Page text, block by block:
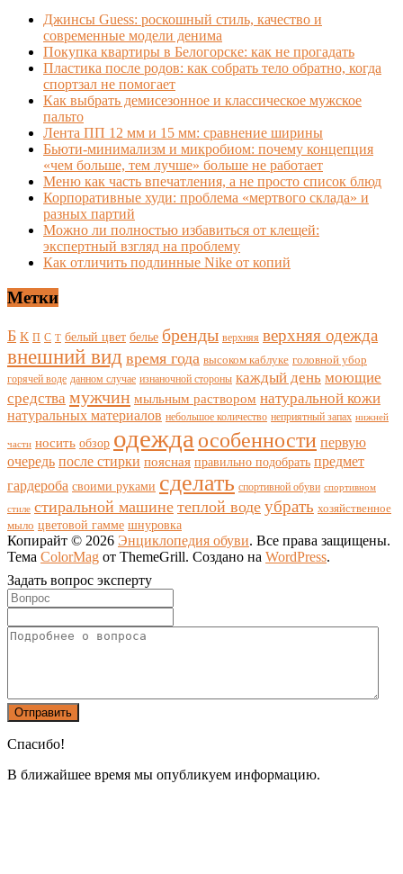
Джинсы Guess: роскошный стиль, качество и
современные модели денима
Покупка квартиры в Белогорске: как не прогадать
Пластика после родов: как собрать тело обратно, когда
спортзал не помогает
Как выбрать демисезонное и классическое мужское
пальто
Лента ПП 12 мм и 15 мм: сравнение ширины
Бьюти-минимализм и микробиом: почему концепция
«чем больше, тем лучше» больше не работает
Меню как часть впечатления, а не просто список блюд
Корпоративные худи: проблема «мертвого склада» и
разных партий
Можно ли полностью избавиться от клещей:
экспертный взгляд на проблему
Как отличить подлинные Nike от копий
Метки
Б К П С Т белый цвет белье бренды верхняя верхняя одежда
внешний вид время года высоком каблуке головной убор
горячей воде данном случае изнаночной стороны каждый день моющие
средства мужчин мыльным раствором натуральной кожи
натуральных материалов небольшое количество неприятный запах нижней
части носить обзор одежда особенности первую
очередь после стирки поясная правильно подобрать предмет
гардероба своими руками сделать спортивной обуви спортивном
стиле стиральной машине теплой воде убрать хозяйственное
мыло цветовой гамме шнуровка
Копирайт © 2026 Энциклопедия обуви. Все права защищены.
Тема ColorMag от ThemeGrill. Создано на WordPress.
Задать вопрос эксперту
Спасибо!
В ближайшее время мы опубликуем информацию.